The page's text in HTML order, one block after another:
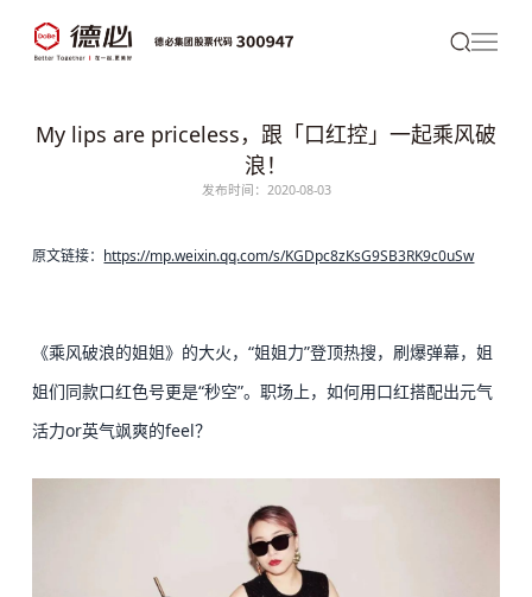
My lips are priceless，跟「口红控」一起乘风破
浪！
发布时间：2020-08-03
原文链接： https://mp.weixin.qq.com/s/KGDpc8zKsG9SB3RK9c0uSw
《乘风破浪的姐姐》的大火，“姐姐力”登顶热搜，刷爆弹幕，姐
姐们同款口红色号更是“秒空”。职场上，如何用口红搭配出元气
活力or英气飒爽的feel？